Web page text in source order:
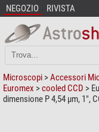
NEGOZIO RIVISTA
Microscopi >Accessori
Euromex >cooled CCD >
dimensione P 4,54 µm, 1",